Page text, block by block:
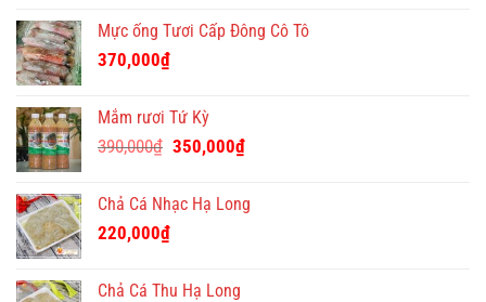
Mực ống Tươi Cấp Đông Cô Tô
370,000₫
Mắm rươi Tứ Kỳ
390,000₫ Giá
390,000₫.
350,000₫Giá
là:
Chả Cá Nhạc Hạ Long
220,000₫
Chả Cá Thu Hạ Long